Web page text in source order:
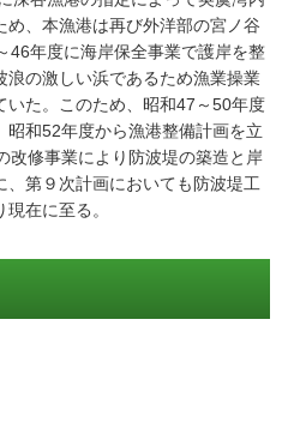
、本漁港は再び外洋部の宮ノ谷
46年度に海岸保全事業で護岸を整
の激しい浜であるため漁業操業
いた。このため、昭和47～50年度
和52年度から漁港整備計画を立
改修事業により防波堤の築造と岸
第９次計画においても防波堤工
在に至る。